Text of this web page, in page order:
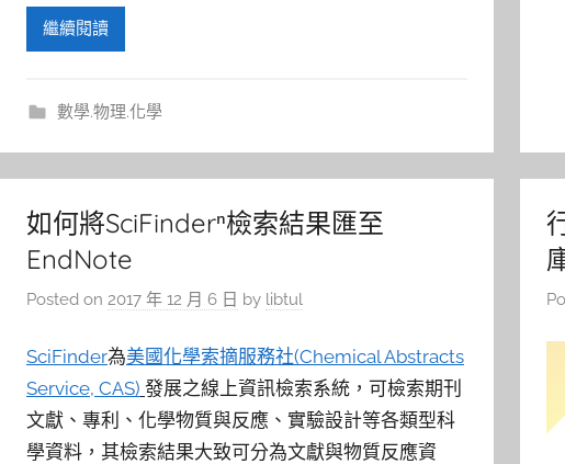
繼續閱讀
數學.物理.化學
如何將SciFinderⁿ檢索結果匯至
EndNote
Posted on 2017 年 12 月 6 日 by libtul
SciFinder為美國化學索摘服務社(Chemical Abstracts
Service, CAS) 發展之線上資訊檢索系統，可檢索期刊
文獻、專利、化學物質與反應、實驗設計等各類型科
學資料，其檢索結果大致可分為文獻與物質反應資